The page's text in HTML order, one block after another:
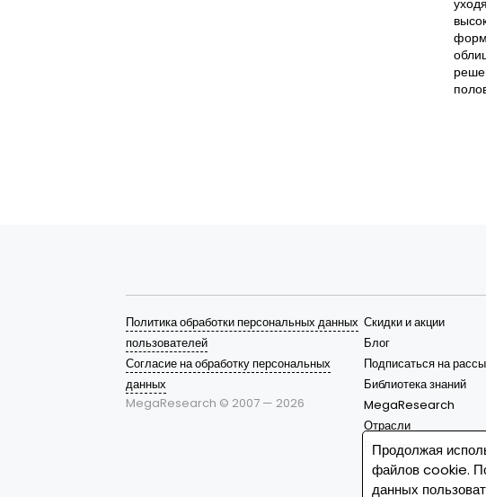
Политика обработки персональных данных
пользователей
Согласие на обработку персональных
данных
MegaResearch © 2007 — 2026
Скидки и акции
Блог
Подписаться на
Библиотека знаний
MegaResearch
Отрасли
Решения
Продолжая
файлов cookie.
данных